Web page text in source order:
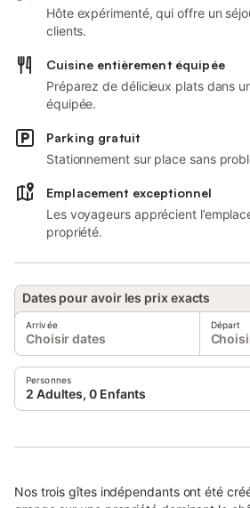
Hôte expérimenté, qui offre un
clients.
Cuisine entièrement équipée
Préparez de délicieux plats dans
équipée.
Parking gratuit
Stationnement sur place sans
Emplacement exceptionnel
Les voyageurs apprécient
propriété.
Dates pour avoir les prix exacts
Arrivée
Choisir dates
Départ
Personnes
2 Adultes, 0 Enfants
Nos trois gîtes indépendants ont été